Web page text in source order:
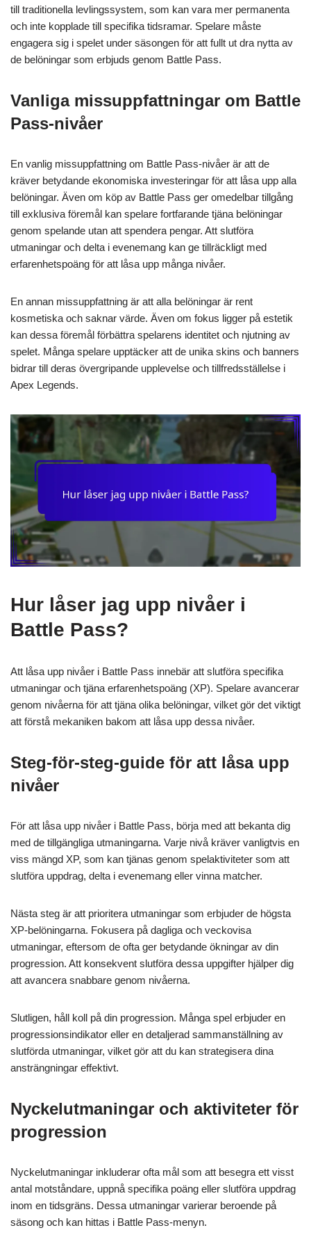
till traditionella levlingssystem, som kan vara mer permanenta
och inte kopplade till specifika tidsramar. Spelare måste
engagera sig i spelet under säsongen för att fullt ut dra nytta av
de belöningar som erbjuds genom Battle Pass.
Vanliga missuppfattningar om Battle
Pass-nivåer
En vanlig missuppfattning om Battle Pass-nivåer är att de
kräver betydande ekonomiska investeringar för att låsa upp alla
belöningar. Även om köp av Battle Pass ger omedelbar tillgång
till exklusiva föremål kan spelare fortfarande tjäna belöningar
genom spelande utan att spendera pengar. Att slutföra
utmaningar och delta i evenemang kan ge tillräckligt med
erfarenhetspoäng för att låsa upp många nivåer.
En annan missuppfattning är att alla belöningar är rent
kosmetiska och saknar värde. Även om fokus ligger på estetik
kan dessa föremål förbättra spelarens identitet och njutning av
spelet. Många spelare upptäcker att de unika skins och banners
bidrar till deras övergripande upplevelse och tillfredsställelse i
Apex Legends.
Hur låser jag upp nivåer i
Battle Pass?
Att låsa upp nivåer i Battle Pass innebär att slutföra specifika
utmaningar och tjäna erfarenhetspoäng (XP). Spelare avancerar
genom nivåerna för att tjäna olika belöningar, vilket gör det viktigt
att förstå mekaniken bakom att låsa upp dessa nivåer.
Steg-för-steg-guide för att låsa upp
nivåer
För att låsa upp nivåer i Battle Pass, börja med att bekanta dig
med de tillgängliga utmaningarna. Varje nivå kräver vanligtvis en
viss mängd XP, som kan tjänas genom spelaktiviteter som att
slutföra uppdrag, delta i evenemang eller vinna matcher.
Nästa steg är att prioritera utmaningar som erbjuder de högsta
XP-belöningarna. Fokusera på dagliga och veckovisa
utmaningar, eftersom de ofta ger betydande ökningar av din
progression. Att konsekvent slutföra dessa uppgifter hjälper dig
att avancera snabbare genom nivåerna.
Slutligen, håll koll på din progression. Många spel erbjuder en
progressionsindikator eller en detaljerad sammanställning av
slutförda utmaningar, vilket gör att du kan strategisera dina
ansträngningar effektivt.
Nyckelutmaningar och aktiviteter för
progression
Nyckelutmaningar inkluderar ofta mål som att besegra ett visst
antal motståndare, uppnå specifika poäng eller slutföra uppdrag
inom en tidsgräns. Dessa utmaningar varierar beroende på
säsong och kan hittas i Battle Pass-menyn.